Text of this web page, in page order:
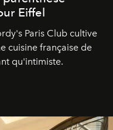
Eiffel
Paris Club cultive
cuisine française de
qu'intimiste.